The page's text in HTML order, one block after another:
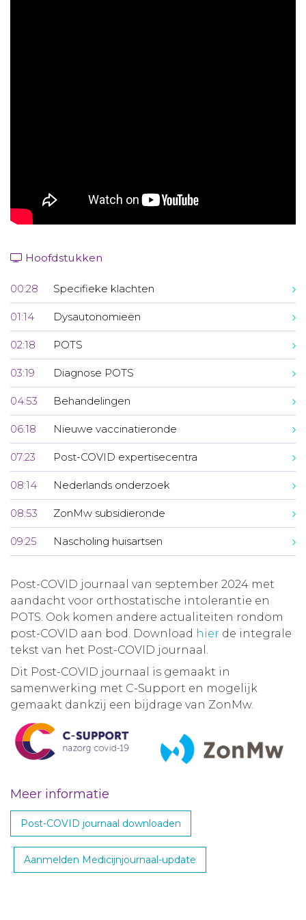
Hoofdstukken
00:28 Specifieke klachten
01:14 Dysautonomieën
02:18 POTS
03:19 Diagnose POTS
04:53 Behandelingen
06:18 Nieuwe vaccinatieronde
07:23 Post-COVID expertisecentra
08:14 Nederlands onderzoek
08:53 ZonMw subsidieronde
09:25 Nascholing huisartsen
Post-COVID journaal van september 2024 met
aandacht voor orthostatische intolerantie en
POTS. Ook komen andere actualiteiten rondom
post-COVID aan bod. Download hier de integrale
tekst van het Post-COVID journaal.
Dit Post-COVID journaal is gemaakt in
samenwerking met C-Support en mogelijk
gemaakt dankzij een bijdrage van ZonMw.
Meer informatie
Post-COVID journaal downloaden
Aanmelden Medicijnjournaal-update